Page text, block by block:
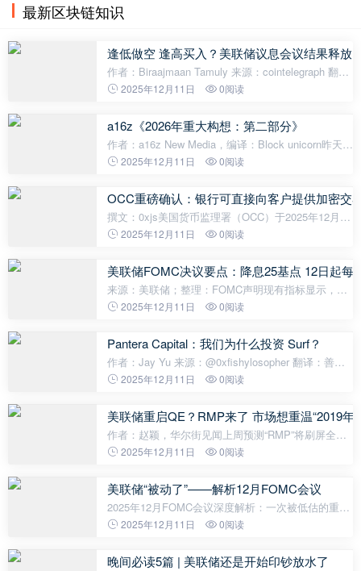
最新区块链知识
逢低做空 逢高买入？美联储议息会议结果释放
作者：Biraajmaan Tamuly 来源：cointelegraph 翻
译：善欧巴，比特币对联邦公开市场委员会
驰。美联储今日公布的利率决议，究竟会助推比特币
2025年12月11日 0阅读
a16z《2026年重大构想：第二部分》
作者：a16z New Media，编译：Block unicorn昨天，
我们分享了“重大构想”系列的第一部分，其中包括我
伙伴认为初创企业将在 2026 年
2025年12月11日 0阅读
OCC重磅确认：银行可直接向客户提供加密交
撰文：0xjs美国货币监理署（OCC）于2025年12月9
日发布的解释性函件#1188（Interpretive Letter
金”（riskless principal）中介参与加密资产交易。
2025年12月11日 0阅读
美联储FOMC决议要点：降息25基点 12日起
来源：美联储；整理：FOMC声明现有指标显示，经
济活动正以温和的速度扩张。今年以来，就业增长速
印证了这一趋势。通胀率自年初以来有所
2025年12月11日 0阅读
Pantera Capital：我们为什么投资 Surf？
作者：Jay Yu 来源：@0xfishylosopher 翻译：善欧
巴，行业痛点如今，我们认为加密货币行业正面临着
业亚文化，都让大众望而却步。主流
2025年12月11日 0阅读
美联储重启QE？RMP来了 市场想重温“2019年
作者：赵颖，华尔街见闻上周预测“RMP”将刷屏全市
场，美联储本周如期宣布启动储备管理购买（RMP）
储隔夜宣布，将根据需要开始购买短期国
2025年12月11日 0阅读
美联储“被动了”——解析12月FOMC会议
2025年12月FOMC会议深度解析：一次被低估的重大
转向——从提前终止QT到重启“非QE”式国债购买，不
年12月10日，美联储如期
2025年12月11日 0阅读
晚间必读5篇 | 美联储还是开始印钞放水了